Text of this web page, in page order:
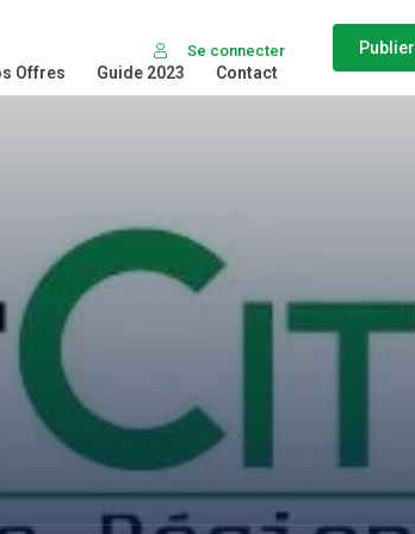
Se connecter
Offres Guide 2023 Contact